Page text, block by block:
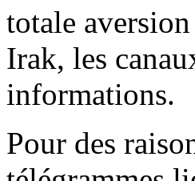
totale
Irak, les
informations.
Pour des